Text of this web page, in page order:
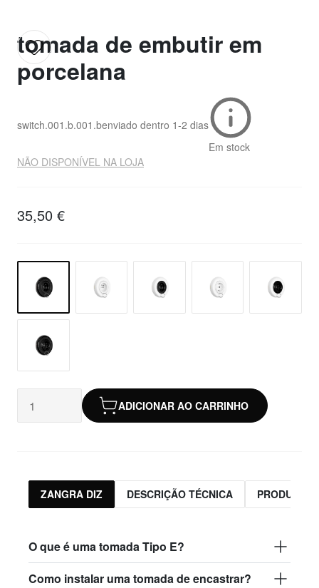
tomada de embutir em
porcelana
switch.001.b.001.benviado dentro 1-2 dias
Em stock
NÃO DISPONÍVEL NA LOJA
35,50 €
ADICIONAR AO CARRINHO
ZANGRA DIZ DESCRIÇÃO TÉCNICA PRODUTOS
O que é uma tomada Tipo E?
Como instalar uma tomada de encastrar?